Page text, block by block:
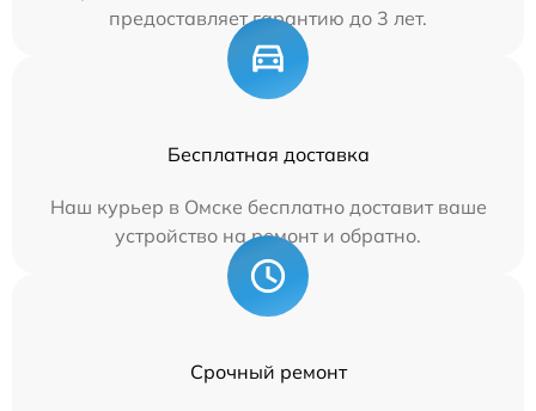
предоставляет гарантию до 3 лет.
Бесплатная доставка
Наш курьер в Омске бесплатно доставит ваше
устройство на ремонт и обратно.
Срочный ремонт